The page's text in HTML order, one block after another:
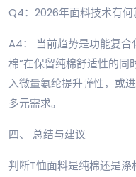
Q4：2026年面料技术有何
A4： 当前趋势是功能复合
棉”在保留纯棉舒适性的同
入微量氨纶提升弹性，或
多元需求。
四、 总结与建议
判断T恤面料是纯棉还是